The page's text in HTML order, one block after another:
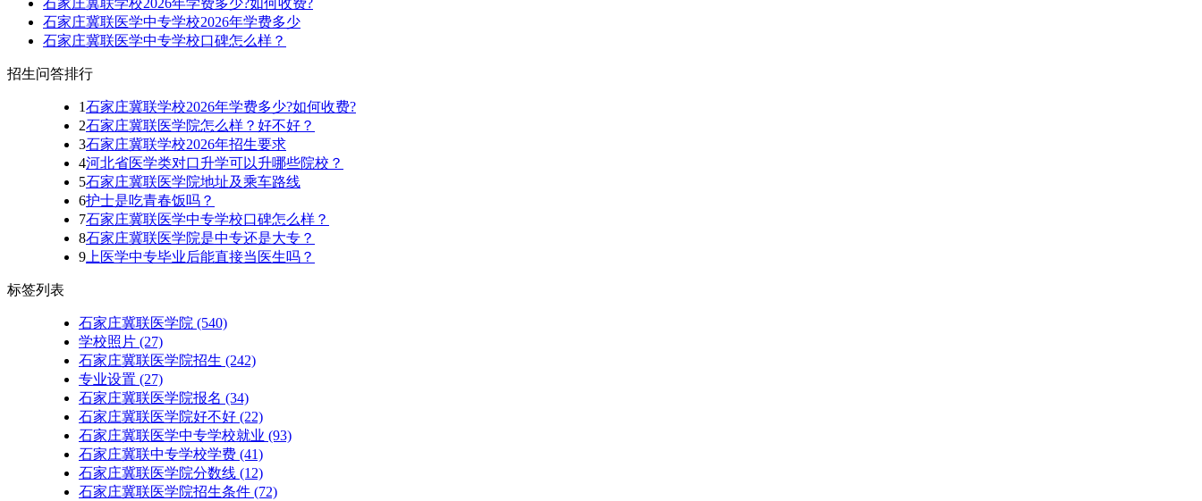
石家庄冀联医学中专学校2026年学费多少
石家庄冀联医学中专学校口碑怎么样？
招生问答排行
1石家庄冀联学校2026年学费多少?如何收费?
2石家庄冀联医学院怎么样？好不好？
3石家庄冀联学校2026年招生要求
4河北省医学类对口升学可以升哪些院校？
5石家庄冀联医学院地址及乘车路线
6护士是吃青春饭吗？
7石家庄冀联医学中专学校口碑怎么样？
8石家庄冀联医学院是中专还是大专？
9 上医学中专毕业后能直接当医生吗？
标签列表
石家庄冀联医学院 (540)
学校照片 (27)
石家庄冀联医学院招生 (242)
专业设置 (27)
石家庄冀联医学院报名 (34)
石家庄冀联医学院好不好 (22)
石家庄冀联医学中专学校就业 (93)
石家庄冀联中专学校学费 (41)
石家庄冀联医学院分数线 (12)
石家庄冀联医学院招生条件 (72)